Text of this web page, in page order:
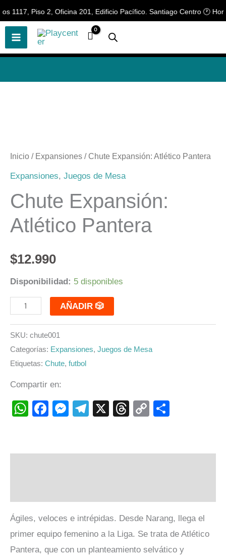
1117, Piso 2, Oficina 201, Edificio Pacífico. Santiago Centro 🕐
al
contenido
Inicio / Expansiones / Chute Expansión: Atlético Pantera
Expansiones, Juegos de Mesa
Chute Expansión:
Atlético Pantera
$12.990
Disponibilidad: 5 disponibles
Atlético
Pantera
AÑADIR 🎲
SKU: chute001
Categorías: Expansiones, Juegos de Mesa
Etiquetas: Chute, futbol
Compartir en:
WhatsApp
Facebook
Messenger
Telegram
X Threads
Copy
Ágiles, veloces e intrépidas. Desde Narang, llega el
primer equipo femenino a la Liga. Se trata de Atlético
Pantera, que con un planteamiento selvático y
🎲¡Descubre nuestras increíbles
ofertas!🎲
📢 ¡OFERTAS! 🔥